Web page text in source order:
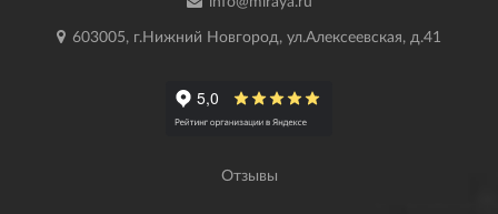
603005, г.Нижний Новгород, ул.Алексеевская, д.41
Отзывы